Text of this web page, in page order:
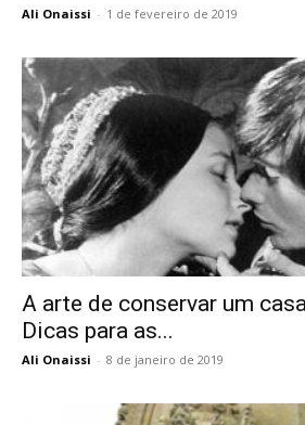
Ali Onaissi - 1 de fevereiro de 2019
A arte de conservar um
Dicas para as...
Ali Onaissi - 8 de janeiro de 2019